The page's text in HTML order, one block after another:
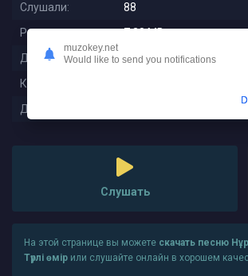
Слушали:
88
Размер:
7.38 MB
Длительность:
3:12
Качество:
Дата релиза:
Слушать
На этой странице вы можете скачать песню
Түрлі өмір или слушайте онлайн в хорошем
muzokey.net
Would like to send you notifications